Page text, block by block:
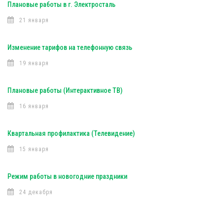
Плановые работы в г. Электросталь
21 января
Изменение тарифов на телефонную связь
19 января
Плановые работы (Интерактивное ТВ)
16 января
Квартальная профилактика (Телевидение)
15 января
Режим работы в новогодние праздники
24 декабря